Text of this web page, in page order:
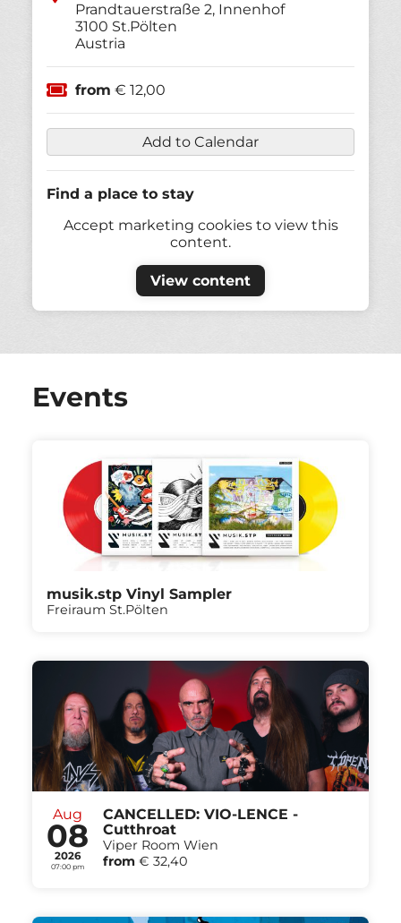
Prandtauerstraße 2, Innenhof
3100 St.Pölten
Austria
from € 12,00
Add to Calendar
Find a place to stay
Accept marketing cookies to view this
content.
View content
Events
musik.stp Vinyl Sampler
Freiraum St.Pölten
Aug
08
2026
07:00 pm
CANCELLED: VIO-LENCE -
Cutthroat
Viper Room Wien
from € 32,40